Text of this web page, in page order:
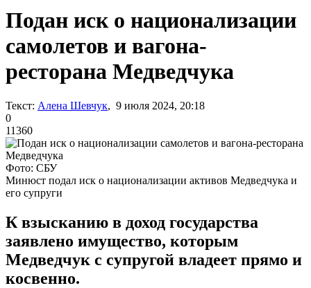
Подан иск о национализации
самолетов и вагона-
ресторана Медведчука
Текст: Алена Шевчук, 9 июля 2024, 20:18
0
11360
Фото: СБУ
Минюст подал иск о национализации активов Медведчука и
его супруги
К взысканию в доход государства
заявлено имущество, которым
Медведчук с супругой владеет прямо и
косвенно.